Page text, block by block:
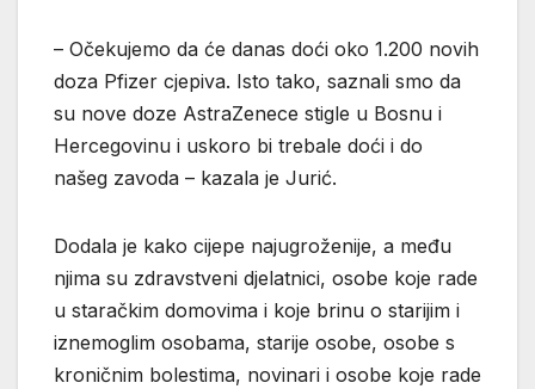
– Očekujemo da će danas doći oko 1.200 novih
doza Pfizer cjepiva. Isto tako, saznali smo da
su nove doze AstraZenece stigle u Bosnu i
Hercegovinu i uskoro bi trebale doći i do
našeg zavoda – kazala je Jurić.
Dodala je kako cijepe najugroženije, a među
njima su zdravstveni djelatnici, osobe koje rade
u staračkim domovima i koje brinu o starijim i
iznemoglim osobama, starije osobe, osobe s
kroničnim bolestima, novinari i osobe koje rade